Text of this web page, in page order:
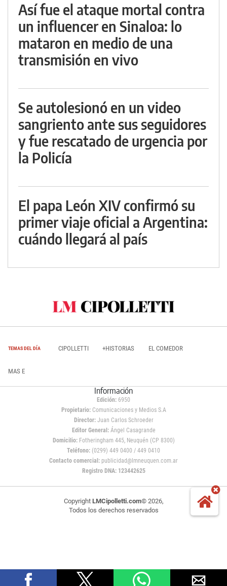
Así fue el ataque mortal contra
un influencer en Sinaloa: lo
mataron en medio de una
transmisión en vivo
Se autolesionó en un video
sangriento ante sus seguidores
y fue rescatado de urgencia por
la Policía
El papa León XIV confirmó su
primer viaje oficial a Argentina:
cuándo llegará al país
TEMAS DEL DÍA CIPOLLETTI +HISTORIAS EL COMEDOR
MAS E
Información
Edición: 6950
Propietario:Comunicaciones y Medios S.A
Director: Juan Carlos Schroeder
Editor General:Ángel Casagrande
Domicilio:Fotheringham 445, Neuquén (CP 8300)
Teléfono: (0299) 449 0400 / 449 0410
Contacto comercial: publicidad@lmneuquen.com.ar
Registro DNA: 123442625
Copyright LMCipolletti.com© 2026,
Todos los derechos reservados